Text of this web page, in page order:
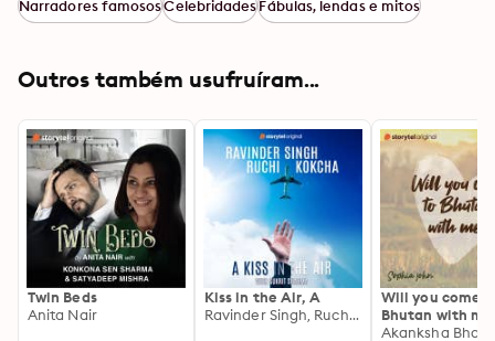
Narradores famososCelebridadesFábulas, lendas e mitos
Outros também usufruíram...
Twin Beds
Anita Nair
Kiss in the Air, A
Ravinder Singh, Ruchi Kokcha
Will you come
Bhutan with
Akanksha